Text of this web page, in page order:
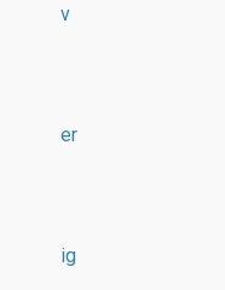
v
er
ig